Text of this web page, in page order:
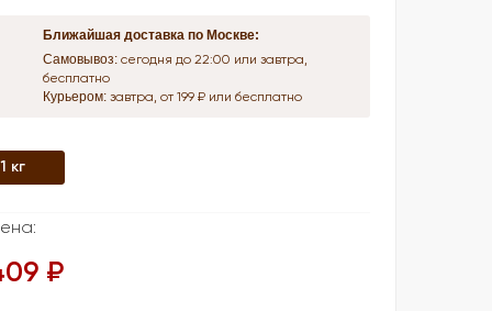
Ближайшая доставка по Москве:
Самовывоз:сегодня до 22:00 или завтра,
бесплатно
Курьером:завтра, от 199 ₽ или бесплатно
1 кг
₽